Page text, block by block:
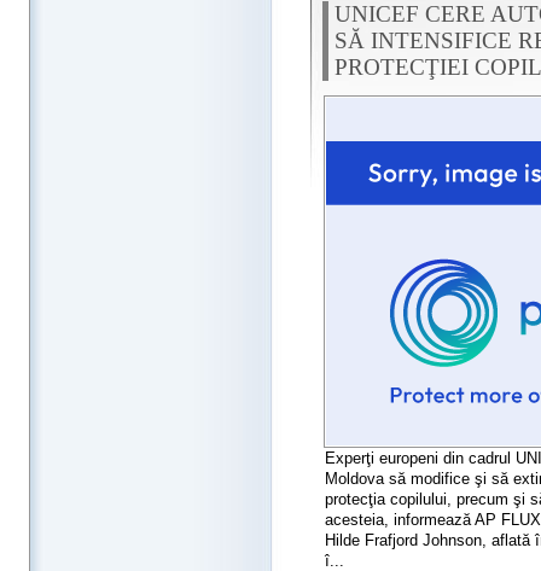
UNICEF CERE
SĂ INTENSIFICE
PROTECŢIEI
Experţi europeni din cadrul
Moldova să modifice şi să
protecţia copilului, precum şi
acesteia, informează AP
Hilde Frafjord Johnson, aflată
î...